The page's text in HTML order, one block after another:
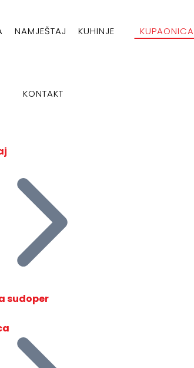
NAMJEŠTAJ KUHINJE KUPAONICA
KONTAKT
sudoper